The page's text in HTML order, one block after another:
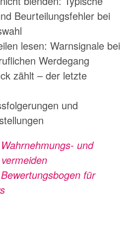
Beurteilungsfehler bei
lesen: Warnsignale bei
Werdegang
zählt – der letzte
und
und
vermeiden
für